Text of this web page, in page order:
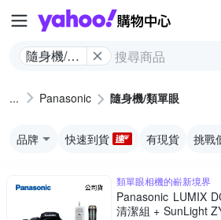
Yahoo
隨身機/類
Panasonic 隨身機/類單眼
品牌 快速到貨 有現貨 挑戰
類單眼相機的嶄新境界
Panasonic LUMIX
清潔組 + SunLight